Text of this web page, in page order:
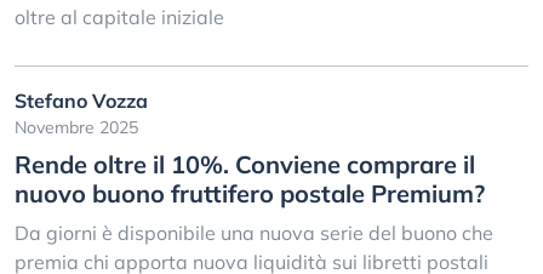
oltre al capitale iniziale
Stefano Vozza
Novembre 2025
Rende oltre il 10%. Conviene comprare il
nuovo buono fruttifero postale Premium?
Da giorni è disponibile una nuova serie del buono che
premia chi apporta nuova liquidità sui libretti postali